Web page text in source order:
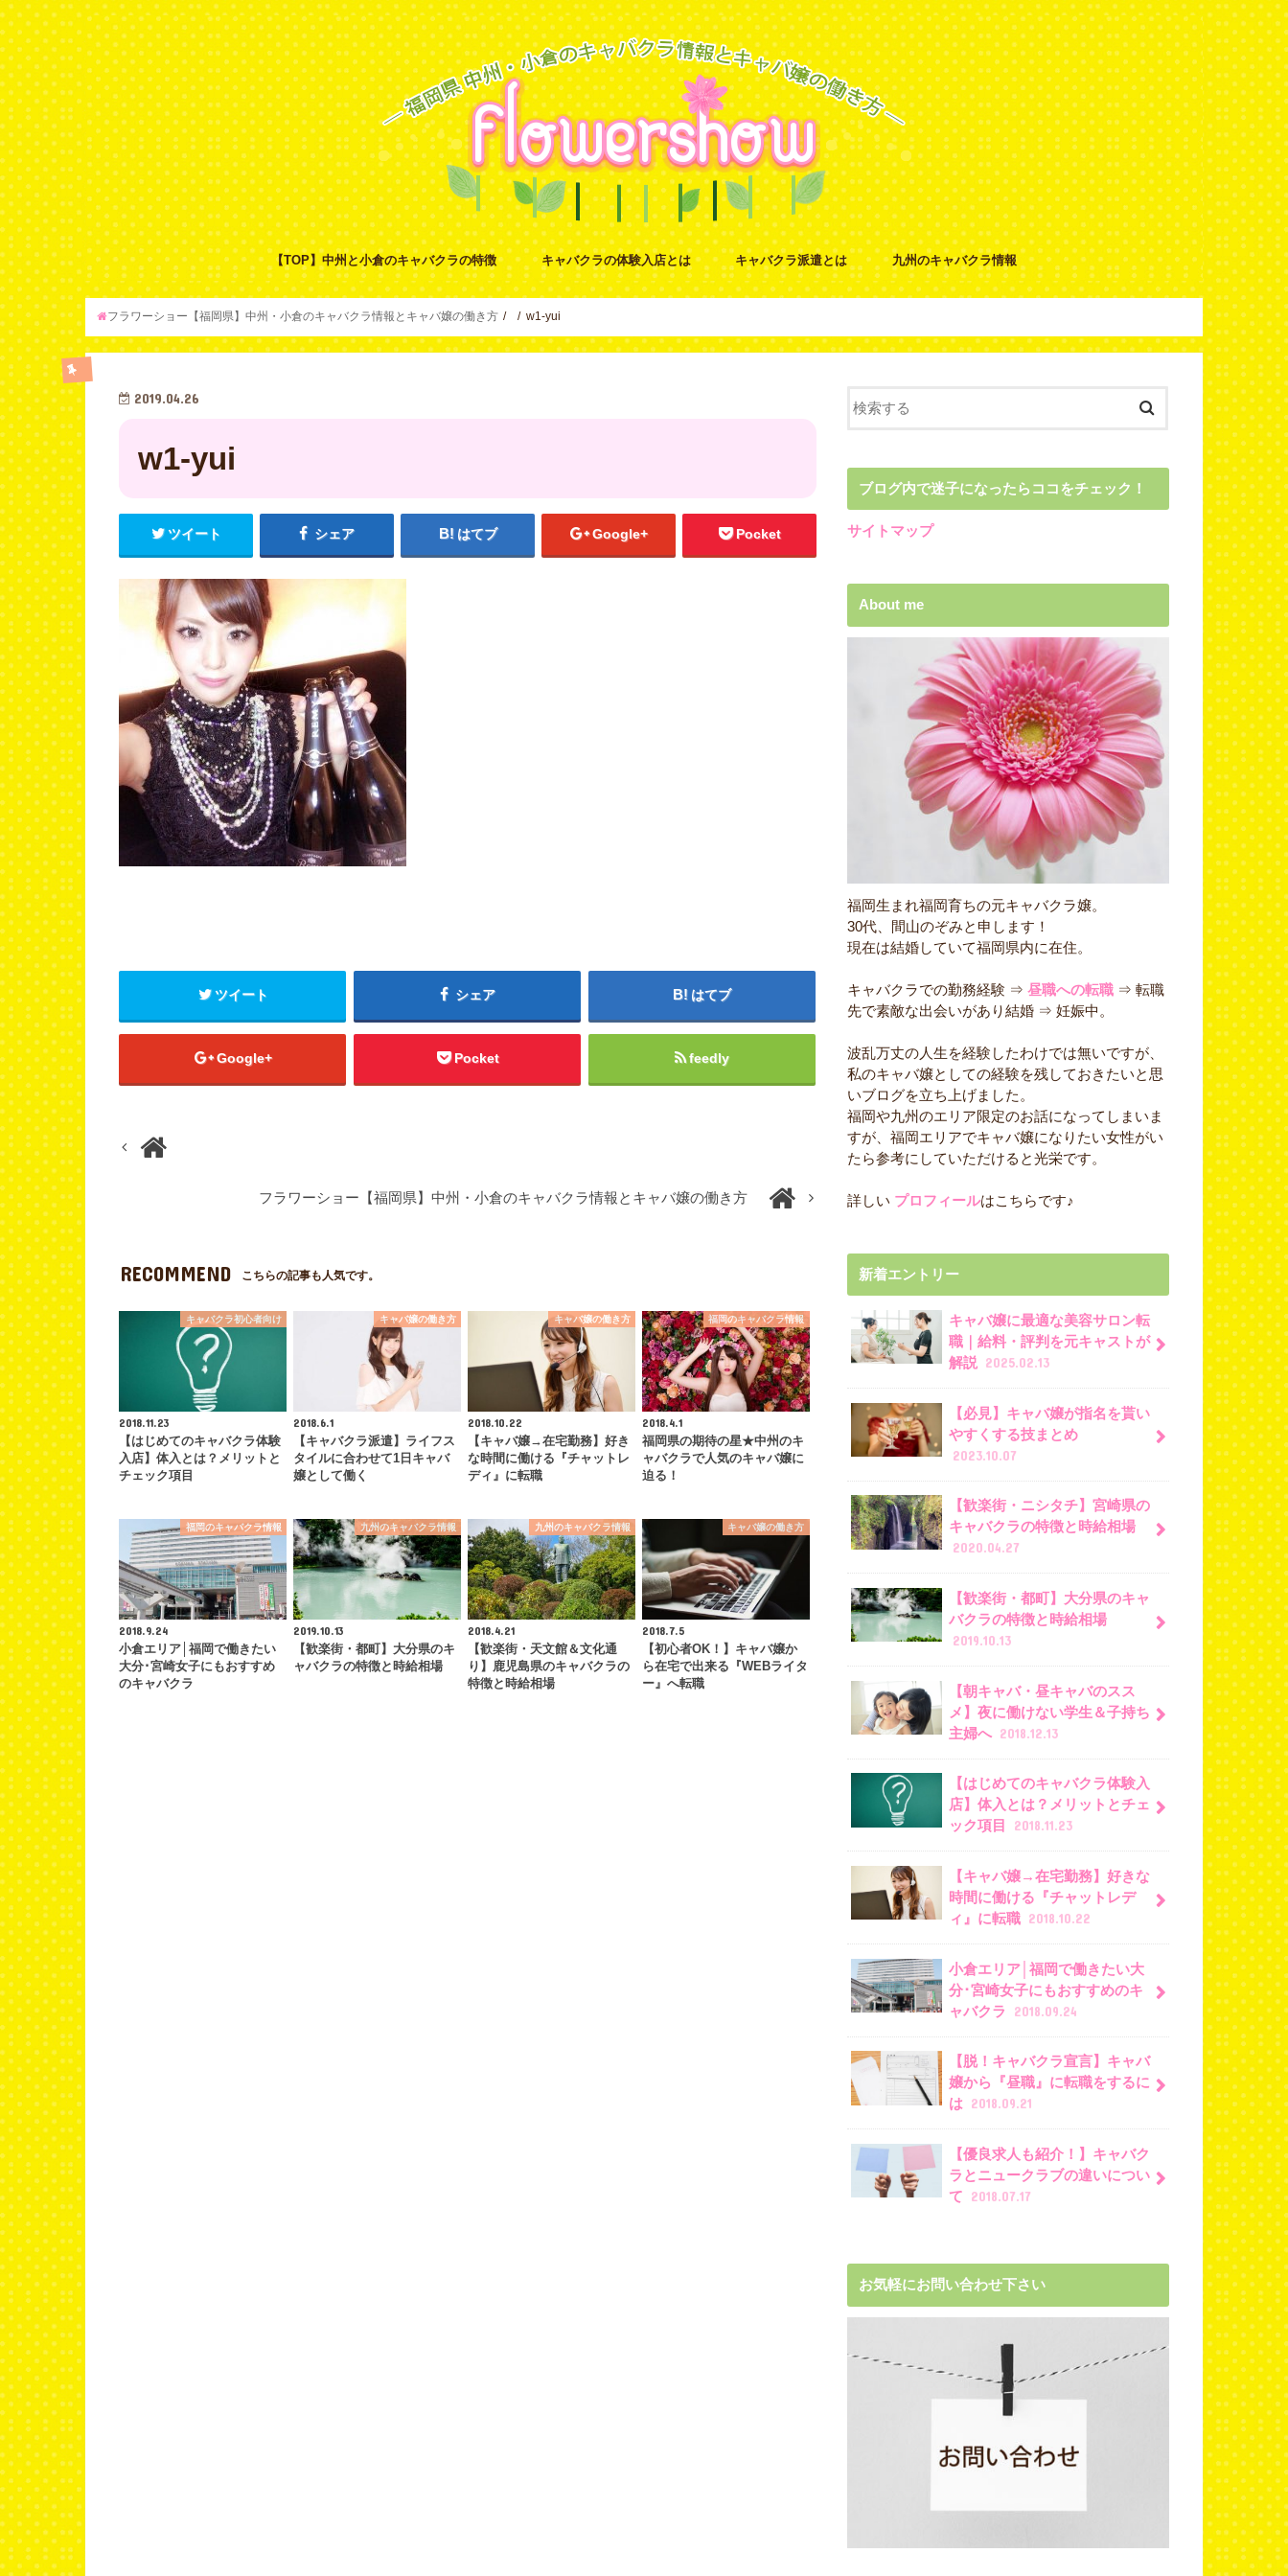
【TOP】中州と小倉のキャバクラの特徴
中州エリア│おすすめのキャバクラ
小倉エリア│おすすめのキャバクラ
キャバクラの体験入店とは キャバクラ派遣とは 九州のキャバクラ情報
フラワーショー【福岡県】中州・小倉のキャバクラ情報とキャバ嬢の働き方 w1-yui
2019.04.26
w1-yui
ツイート シェア はてブ Google+ Pocket
ツイート シェア はてブ
Google+ Pocket feedly
フラワーショー【福岡県】中州・小倉のキャバクラ情報とキャバ嬢の働き方
RECOMMEND こちらの記事も人気です。
キャバクラ初心者向け
2018.11.23
【はじめてのキャバクラ体験
入店】体入とは？メリットと
チェック項目
キャバ嬢の働き方
2018.6.1
【キャバクラ派遣】ライフス
タイルに合わせて1日キャバ
嬢として働く
キャバ嬢の働き方
2018.10.22
【キャバ嬢→在宅勤務】好き
な時間に働ける『チャットレ
ディ』に転職
福岡のキャバクラ情報
2018.4.1
福岡県の期待の星★中州のキ
ャバクラで人気のキャバ嬢に
迫る！
福岡のキャバクラ情報
2018.9.24
小倉エリア│福岡で働きたい
大分･宮崎女子にもおすすめ
のキャバクラ
九州のキャバクラ情報
2019.10.13
【歓楽街・都町】大分県のキ
ャバクラの特徴と時給相場
九州のキャバクラ情報
2018.4.21
【歓楽街・天文館＆文化通
り】鹿児島県のキャバクラの
特徴と時給相場
キャバ嬢の働き方
2018.7.5
【初心者OK！】キャバ嬢か
ら在宅で出来る『WEBライタ
ー』へ転職
ブログ内で迷子になったらココをチェック！
サイトマップ
About me
福岡生まれ福岡育ちの元キャバクラ嬢。
30代、間山のぞみと申します！
現在は結婚していて福岡県内に在住。
キャバクラでの勤務経験 ⇒ 昼職への転職 ⇒ 転職
先で素敵な出会いがあり結婚 ⇒ 妊娠中。
波乱万丈の人生を経験したわけでは無いですが、
私のキャバ嬢としての経験を残しておきたいと思
いブログを立ち上げました。
福岡や九州のエリア限定のお話になってしまいま
すが、福岡エリアでキャバ嬢になりたい女性がい
たら参考にしていただけると光栄です。
詳しい プロフィールはこちらです♪
新着エントリー
キャバ嬢に最適な美容サロン転
職｜給料・評判を元キャストが
解説 2025.02.13
【必見】キャバ嬢が指名を貰い
やすくする技まとめ
2023.10.07
【歓楽街・ニシタチ】宮崎県の
キャバクラの特徴と時給相場
2020.04.27
【歓楽街・都町】大分県のキャ
バクラの特徴と時給相場
2019.10.13
【朝キャバ・昼キャバのスス
メ】夜に働けない学生＆子持ち
主婦へ 2018.12.13
【はじめてのキャバクラ体験入
店】体入とは？メリットとチェ
ック項目
2018.11.23
【キャバ嬢→在宅勤務】好きな
時間に働ける『チャットレデ
ィ』に転職 2018.10.22
小倉エリア│福岡で働きたい大
分･宮崎女子にもおすすめのキ
ャバクラ
2018.09.24
【脱！キャバクラ宣言】キャバ
嬢から『昼職』に転職をするに
は 2018.09.21
【優良求人も紹介！】キャバク
ラとニュークラブの違いについ
て
2018.07.17
お気軽にお問い合わせ下さい